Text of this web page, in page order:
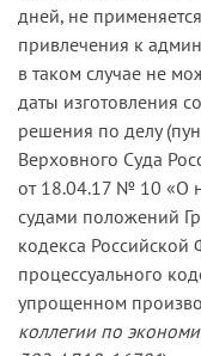
дней, не
привлечения к
в таком случае не
даты изготовления
решения по делу
Верховного Суда
от 18.04.17 № 10 «О
судами положений
кодекса
процессуального
упрощенном
коллегии по